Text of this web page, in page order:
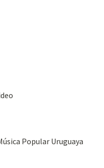
Popular Uruguaya